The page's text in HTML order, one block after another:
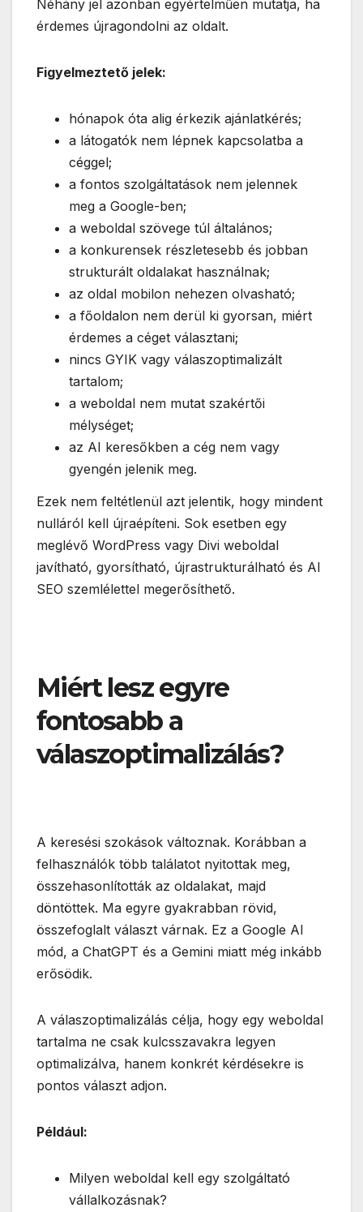
Néhány jel azonban egyértelműen mutatja, ha
érdemes újragondolni az oldalt.
Figyelmeztető jelek:
hónapok óta alig érkezik ajánlatkérés;
a látogatók nem lépnek kapcsolatba a
céggel;
a fontos szolgáltatások nem jelennek
meg a Google-ben;
a weboldal szövege túl általános;
a konkurensek részletesebb és jobban
strukturált oldalakat használnak;
az oldal mobilon nehezen olvasható;
a főoldalon nem derül ki gyorsan, miért
érdemes a céget választani;
nincs GYIK vagy válaszoptimalizált
tartalom;
a weboldal nem mutat szakértői
mélységet;
az AI keresőkben a cég nem vagy
gyengén jelenik meg.
Ezek nem feltétlenül azt jelentik, hogy mindent
nulláról kell újraépíteni. Sok esetben egy
meglévő WordPress vagy Divi weboldal
javítható, gyorsítható, újrastrukturálható és AI
SEO szemlélettel megerősíthető.
Miért lesz egyre
fontosabb a
válaszoptimalizálás?
A keresési szokások változnak. Korábban a
felhasználók több találatot nyitottak meg,
összehasonlították az oldalakat, majd
döntöttek. Ma egyre gyakrabban rövid,
összefoglalt választ várnak. Ez a Google AI
mód, a ChatGPT és a Gemini miatt még inkább
erősödik.
A válaszoptimalizálás célja, hogy egy weboldal
tartalma ne csak kulcsszavakra legyen
optimalizálva, hanem konkrét kérdésekre is
pontos választ adjon.
Például:
Milyen weboldal kell egy szolgáltató
vállalkozásnak?